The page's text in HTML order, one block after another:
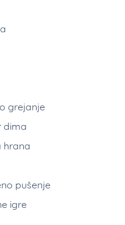
grejanje
dima
hrana
pušenje
igre